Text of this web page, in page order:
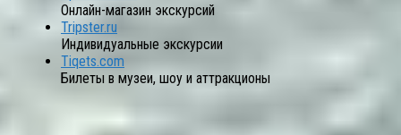
Онлайн-магазин экскурсий
Tripster.ru
Индивидуальные экскурсии
Tiqets.com
Билеты в музеи, шоу и аттракционы